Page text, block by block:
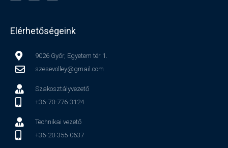
Elérhetőségeink
9026 Győr, Egyetem tér 1.
szesevolley@gmail.com
Szakosztályvezető
+36-70-776-3124
Technikai vezető
+36-20-355-0637